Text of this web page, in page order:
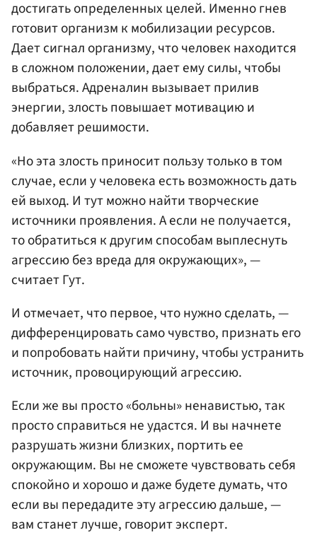
достигать определенных целей. Именно гнев
готовит организм к мобилизации ресурсов.
Дает сигнал организму, что человек находится
в сложном положении, дает ему силы, чтобы
выбраться. Адреналин вызывает прилив
энергии, злость повышает мотивацию и
добавляет решимости.
«Но эта злость приносит пользу только в том
случае, если у человека есть возможность дать
ей выход. И тут можно найти творческие
источники проявления. А если не получается,
то обратиться к другим способам выплеснуть
агрессию без вреда для окружающих», —
считает Гут.
И отмечает, что первое, что нужно сделать, —
дифференцировать само чувство, признать его
и попробовать найти причину, чтобы устранить
источник, провоцирующий агрессию.
Если же вы просто «больны» ненавистью, так
просто справиться не удастся. И вы начнете
разрушать жизни близких, портить ее
окружающим. Вы не сможете чувствовать себя
спокойно и хорошо и даже будете думать, что
если вы передадите эту агрессию дальше, —
вам станет лучше, говорит эксперт.